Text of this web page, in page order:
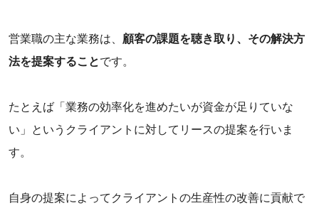
営業職の主な業務は、 顧客の課題を聴き取り、その解決方
法を提案することです。
たとえば「業務の効率化を進めたいが資金が足りていな
い」というクライアントに対してリースの提案を行いま
す。
‌自身の提案によってクライアントの生産性の改善に貢献で